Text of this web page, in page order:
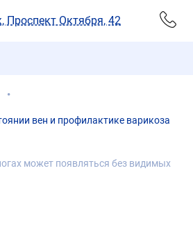
Проспект Октября, 42
вен и профилактике варикоза
может появляться без видимых